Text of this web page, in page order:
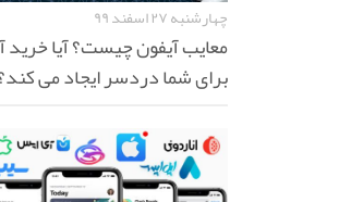
چهارشنبه ۲۷ اسفند ۹۹
معایب آیفون چیست؟ آیا خرید
برای شما دردسر ایجاد می